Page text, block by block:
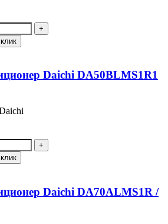
Daichi DA50BLMS1R1
Daichi DA70ALMS1R /